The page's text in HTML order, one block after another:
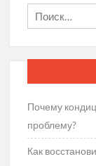
Почему
проблему?
Как